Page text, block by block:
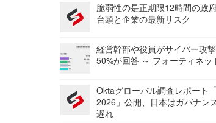
脆弱性の是正期限12時間の政
台頭と企業の最新リスク
経営幹部や役員がサイバー攻
50%が回答 ～ フォーティネッ
Oktaグローバル調査レポート
2026」公開、日本はガバナン
遅れ